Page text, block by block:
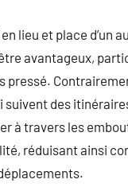
lieu et place d’un
avantageux,
pressé.
suivent des
à travers les
réduisant ainsi